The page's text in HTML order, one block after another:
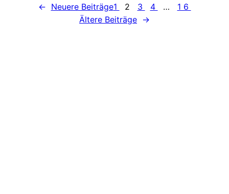
← Neuere Beiträge1 2 3 4 …
16
Ältere Beiträge →